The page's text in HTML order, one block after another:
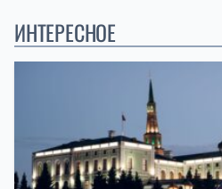
ИНТЕРЕСНОЕ